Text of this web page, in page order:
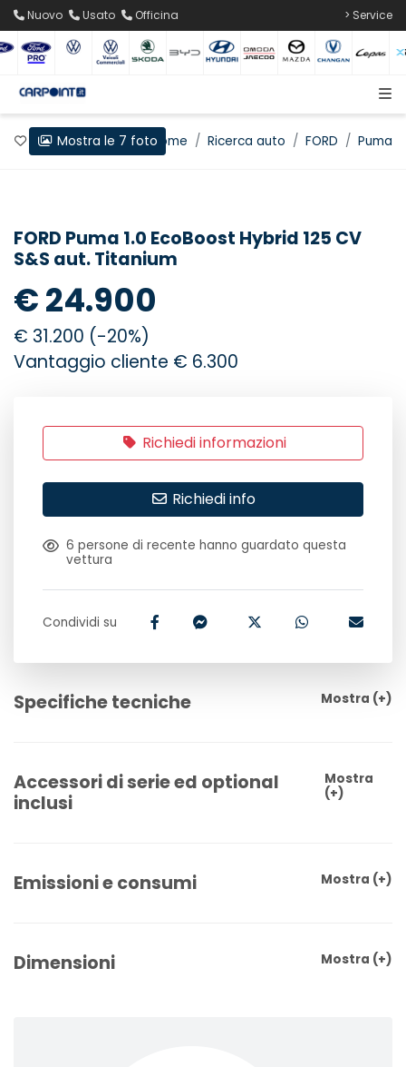
Nuovo Usato Officina > Service
Preferiti Home Ricerca auto FORD Puma
Mostra le 7 foto
FORD Puma 1.0 EcoBoost Hybrid 125 CV
S&S aut. Titanium
€ 24.900
€ 31.200 (-20%)
Vantaggio cliente € 6.300
Richiedi informazioni
Richiedi info
6 persone di recente hanno guardato questa
vettura
Condividi su
Specifiche tecniche Mostra (+)
Accessori di serie ed optional
inclusi
Mostra
(+)
Emissioni e consumi Mostra (+)
Dimensioni Mostra (+)